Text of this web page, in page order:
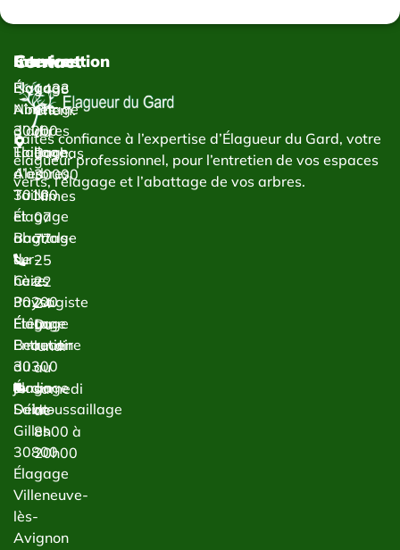
Faites confiance à l’expertise d’Élagueur du Gard, votre
élagueur professionnel, pour l’entretien de vos espaces
verts, l’élagage et l’abattage de vos arbres.
Services
Élagage
Abattage
d’arbres
Taillage
d’arbres
Taille
et
abattage
de
haies
Paysagiste
Étêtage
Entretien
du
jardin
Débroussaillage
Intervention
Élagage
Nîmes
30000
Élagage
Alès
30100
Élagage
Bagnols-
sur-
Cèze
30200
Élagage
Beaucaire
30300
Élagage
Saint-
Gilles
30800
Élagage
Villeneuve-
lès-
Avignon
Contact
1433
Chem.
du
Bachas
30000
Nîmes
07
77
25
22
24
Du
lundi
au
samedi
de
8h00 à
20h00